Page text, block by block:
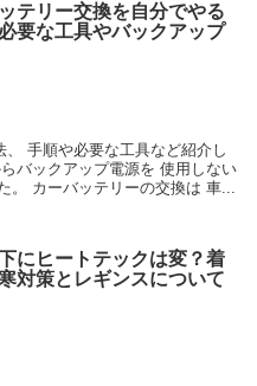
テリー交換を自分でやる
要な工具やバックアップ
手順や必要な工具など紹介し
バックアップ電源を 使用しない
。 カーバッテリーの交換は 車...
にヒートテックは変？着
対策とレギンスについて